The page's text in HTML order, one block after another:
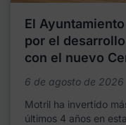
El
por el
con el nuevo
6 de agosto de 2026
Motril ha invertido
últimos 4 años en